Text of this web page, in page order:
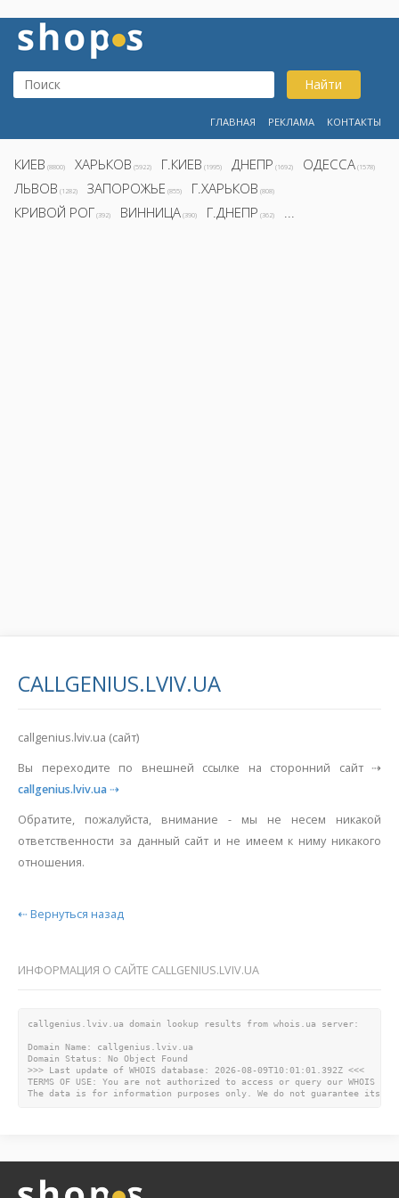
Найти
ГЛАВНАЯ РЕКЛАМА КОНТАКТЫ
КИЕВ (8800) ХАРЬКОВ (5922) Г.КИЕВ (1995) ДНЕПР (1692) ОДЕССА (1578)
ЛЬВОВ (1282) ЗАПОРОЖЬЕ (855) Г.ХАРЬКОВ (808)
КРИВОЙ РОГ (392) ВИННИЦА (390) Г.ДНЕПР (362) ...
CALLGENIUS.LVIV.UA
callgenius.lviv.ua (сайт)
Вы переходите по внешней ссылке на сторонний сайт ⇢
callgenius.lviv.ua⇢
Обратите, пожалуйста, внимание - мы не несем никакой
ответственности за данный сайт и не имеем к ниму никакого
отношения.
⇠ Вернуться назад
ИНФОРМАЦИЯ О САЙТЕ CALLGENIUS.LVIV.UA
callgenius.lviv.ua domain lookup results from whois.ua server:
Domain Name: callgenius.lviv.ua
Domain Status: No Object Found
>>> Last update of WHOIS database: 2026-08-09T10:01:01.392Z <<<
TERMS OF USE: You are not authorized to access or query our